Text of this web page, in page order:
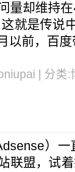
量却维持
就是传说
以前，百
| 分类
）一
联盟，试